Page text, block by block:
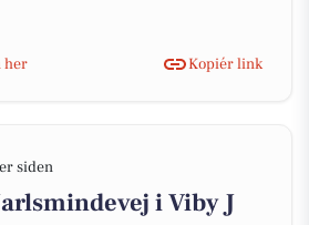
her
Kopiér link
siden
i Viby J